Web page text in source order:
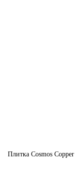
Плитка Cosmos Copper